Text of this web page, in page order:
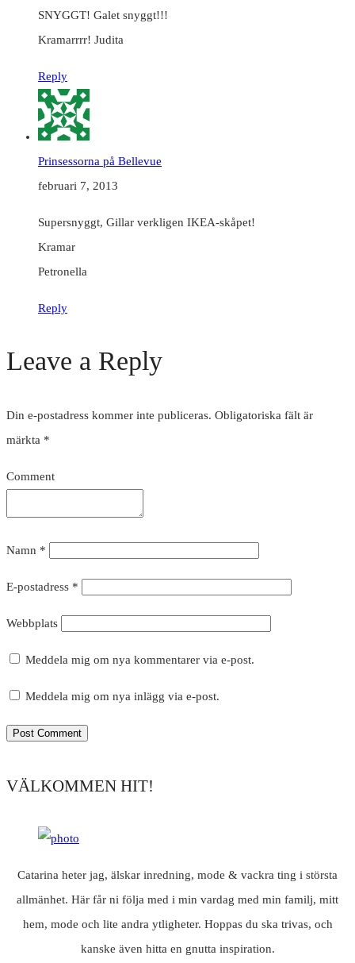
SNYGGT! Galet snyggt!!!
Kramarrrr! Judita
Reply
Prinsessorna på Bellevue
februari 7, 2013
Supersnyggt, Gillar verkligen IKEA-skåpet!
Kramar
Petronella
Reply
Leave a Reply
Din e-postadress kommer inte publiceras. Obligatoriska fält är
märkta *
Comment
Namn *
E-postadress *
Webbplats
Meddela mig om nya kommentarer via e-post.
Meddela mig om nya inlägg via e-post.
VÄLKOMMEN HIT!
Catarina heter jag, älskar inredning, mode & vackra ting i största
allmänhet. Här får ni följa med i min vardag med min familj, mitt
hem, mode och lite andra ytligheter. Hoppas du ska trivas, och
kanske även hitta en gnutta inspiration.